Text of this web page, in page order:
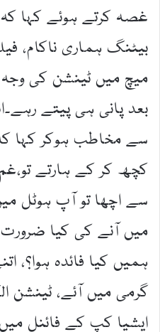
غصہ کرتے ہوئے کہا
بیٹنگ ہماری ناکام،
میچ میں ٹینشن کی
بعد پانی ہی پیتے
سے مخاطب ہوکر کہا
کچھ کر کے ہارتے
سے اچھا تو آپ ہوٹل
میں آنے کی کیا
ہمیں کیا فائدہ ہوا؟،
گرمی میں آئے، ٹینشن
ایشیا کپ کے فائنل